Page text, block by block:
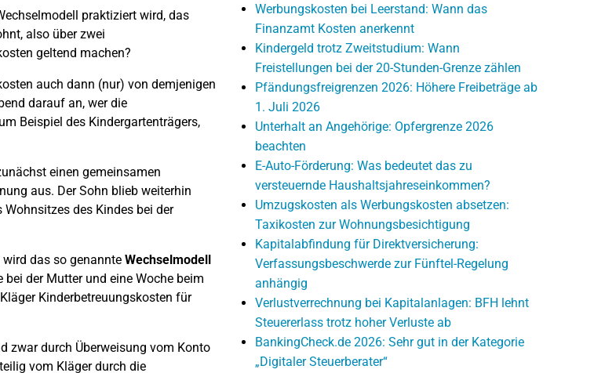
praktiziert wird, das
also über zwei
geltend machen?
auch dann (nur) von demjenigen
darauf an, wer die
Beispiel des Kindergartenträgers,
einen gemeinsamen
aus. Der Sohn blieb weiterhin
des Kindes bei der
das so genannte Wechselmodell
der Mutter und eine Woche beim
Kinderbetreuungskosten für
zwar durch Überweisung vom Konto
vom Kläger durch die
Werbungskosten bei Leerstand: Wann das
Finanzamt Kosten anerkennt
Kindergeld trotz Zweitstudium: Wann
Freistellungen bei der 20-Stunden-Grenze zählen
Pfändungsfreigrenzen 2026: Höhere Freibeträge ab
1. Juli 2026
Unterhalt an Angehörige: Opfergrenze 2026
beachten
E-Auto-Förderung: Was bedeutet das zu
versteuernde Haushaltsjahreseinkommen?
Umzugskosten als Werbungskosten absetzen:
Taxikosten zur Wohnungsbesichtigung
Kapitalabfindung für Direktversicherung:
Verfassungsbeschwerde zur Fünftel-Regelung
anhängig
Verlustverrechnung bei Kapitalanlagen: BFH lehnt
Steuererlass trotz hoher Verluste ab
BankingCheck.de 2026: Sehr gut in der Kategorie
„Digitaler Steuerberater“